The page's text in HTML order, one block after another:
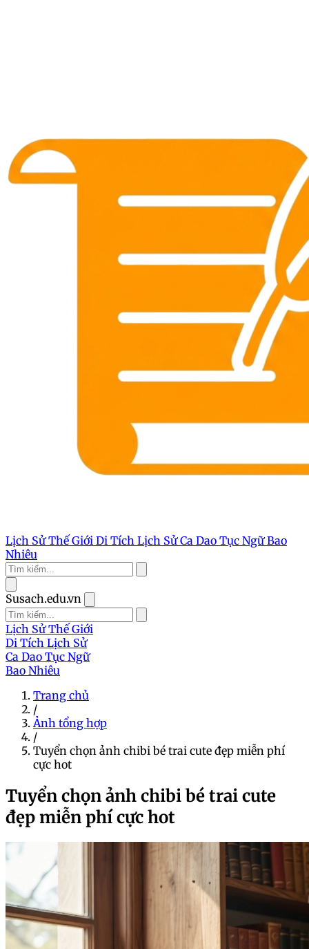
Lịch Sử Thế Giới Di Tích Lịch SửCa Dao Tục NgữBao
Nhiêu
Susach.edu.vn
Lịch Sử Thế Giới
Di Tích Lịch Sử
Ca Dao Tục Ngữ
Bao Nhiêu
Trang chủ
/
Ảnh tổng hợp
/
Tuyển chọn ảnh chibi bé trai cute đẹp miễn phí
cực hot
Tuyển chọn ảnh chibi bé trai cute
đẹp miễn phí cực hot